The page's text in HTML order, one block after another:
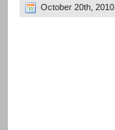
October 20th, 2010